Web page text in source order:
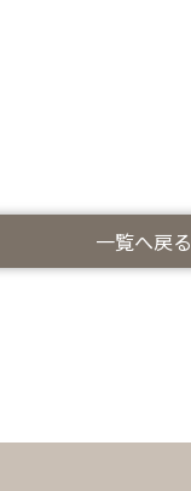
一覧へ戻る